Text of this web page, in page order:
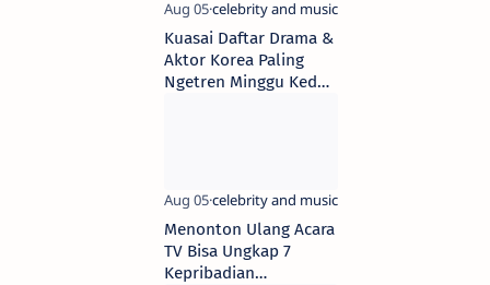
Kuasai Daftar Drama &
Aktor Korea Paling
Ngetren Minggu Kedua
Menonton Ulang Acara
TV Bisa Ungkap 7
Kepribadian